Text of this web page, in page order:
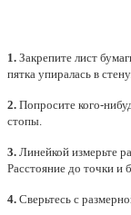
1. Закрепите лист
пятка упиралась в
2. Попросите кого-
стопы.
3. Линейкой измерьте
Расстояние до точки и
4. Сверьтесь с